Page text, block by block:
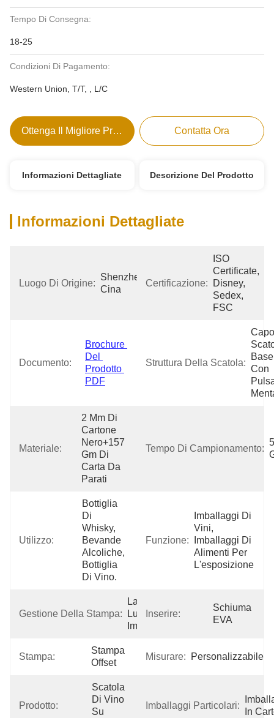
Tempo Di Consegna:
18-25
Condizioni Di Pagamento:
Western Union, T/T, , L/C
Ottenga Il Migliore Prezzo Contatta Ora
Informazioni Dettagliate Descrizione Del Prodotto
Informazioni Dettagliate
Luogo Di Origine:
Shenzhen
Cina
Certificazione:
ISO
Certificate,
Disney,
Sedex,
FSC
Documento:
Brochure
Del
Prodotto
PDF
Struttura Della Scatola:
Base
Con
Materiale:
2 Mm Di
Cartone
Nero+157
Gm Di
Carta Da
Parati
Tempo Di Campionamento:
Utilizzo:
Bottiglia
Di
Whisky,
Bevande
Alcoliche,
Bottiglia
Di Vino.
Funzione:
Imballaggi Di
Vini,
Imballaggi Di
Alimenti Per
L'esposizione
Gestione Della Stampa:
Laminazione
Lucida,
Imprimente,
Inserire:
Schiuma
EVA
Stampa:
Stampa
Offset
Misurare: Personalizzabile
Prodotto:
Scatola
Di Vino
Su
Imballaggi Particolari:
In